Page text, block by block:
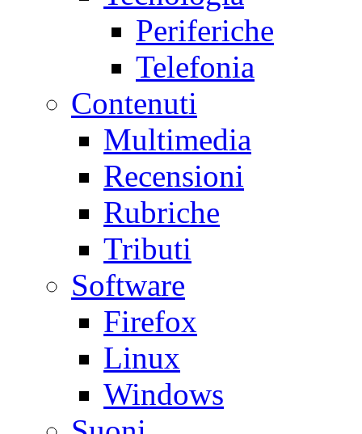
Periferiche
Telefonia
Contenuti
Multimedia
Recensioni
Rubriche
Tributi
Software
Firefox
Linux
Windows